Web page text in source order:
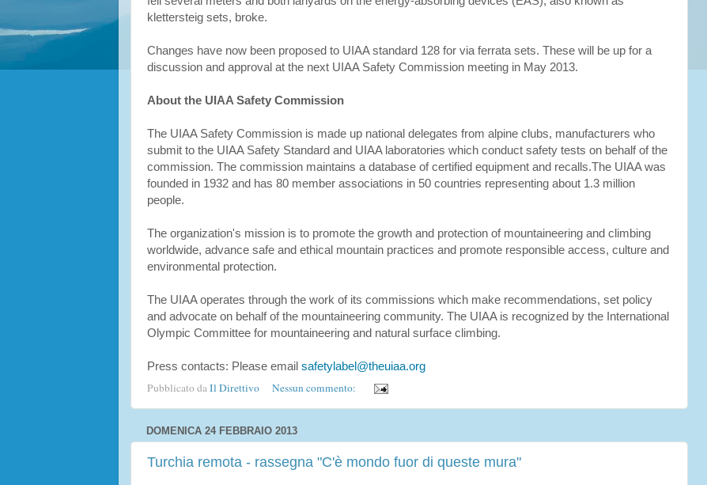
klettersteig sets, broke.
Changes have now been proposed to UIAA standard 128 for via ferrata sets. These will be up for a
discussion and approval at the next UIAA Safety Commission meeting in May 2013.
About the UIAA Safety Commission
The UIAA Safety Commission is made up national delegates from alpine clubs, manufacturers who
submit to the UIAA Safety Standard and UIAA laboratories which conduct safety tests on behalf of the
commission. The commission maintains a database of certified equipment and recalls.The UIAA was
founded in 1932 and has 80 member associations in 50 countries representing about 1.3 million
people.
The organization's mission is to promote the growth and protection of mountaineering and climbing
worldwide, advance safe and ethical mountain practices and promote responsible access, culture and
environmental protection.
The UIAA operates through the work of its commissions which make recommendations, set policy
and advocate on behalf of the mountaineering community. The UIAA is recognized by the International
Olympic Committee for mountaineering and natural surface climbing.
Press contacts: Please email safetylabel@theuiaa.org
Pubblicato daIl Direttivo Nessun commento:
DOMENICA 24 FEBBRAIO 2013
Turchia remota - rassegna "C'è mondo fuor di queste mura"